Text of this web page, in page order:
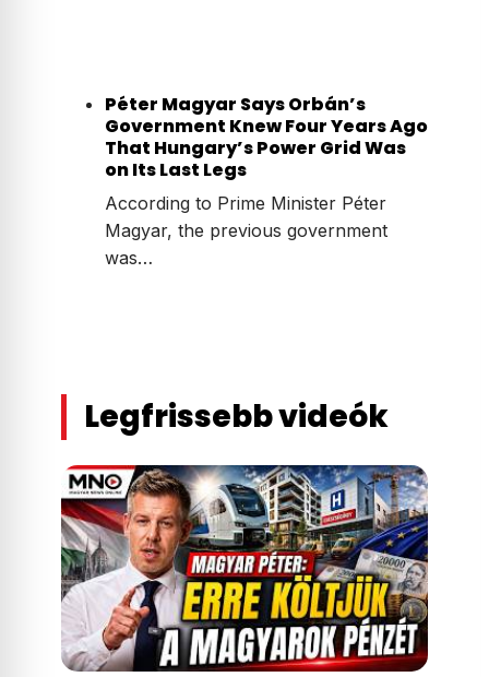
Péter Magyar Says Orbán’s
Government Knew Four Years Ago
That Hungary’s Power Grid Was
on Its Last Legs
According to Prime Minister Péter
Magyar, the previous government
was…
Legfrissebb videók